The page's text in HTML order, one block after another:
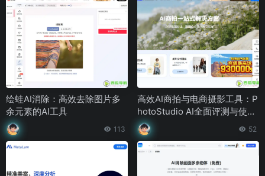
绘蛙AI消除：高效去除图片多
余元素的AI工具
113
高效AI商拍与电商摄影工具：P
hotoStudio AI全面评测与使用
指南
52